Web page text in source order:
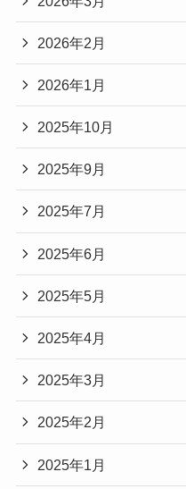
2026年2月
2026年1月
2025年10月
2025年9月
2025年7月
2025年6月
2025年5月
2025年4月
2025年3月
2025年2月
2025年1月